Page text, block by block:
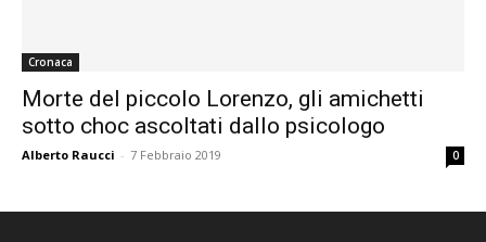
Cronaca
Morte del piccolo Lorenzo, gli amichetti
sotto choc ascoltati dallo psicologo
Alberto Raucci - 7 Febbraio 2019 0